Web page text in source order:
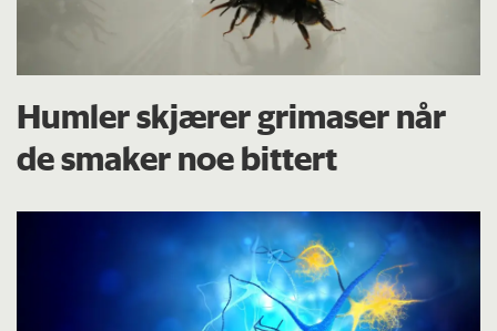
Humler skjærer grimaser når
de smaker noe bittert